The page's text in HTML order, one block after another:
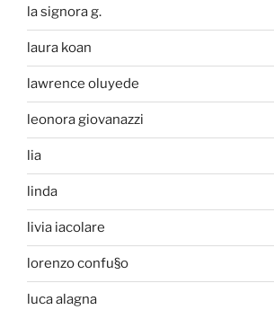
la signora g.
laura koan
lawrence oluyede
leonora giovanazzi
lia
linda
livia iacolare
lorenzo confu§o
luca alagna